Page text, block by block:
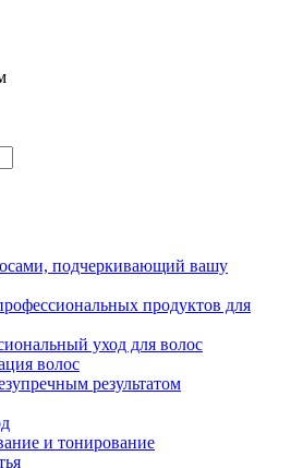
подчеркивающий вашу
продуктов для
уход для волос
волос
результатом
и тонирование